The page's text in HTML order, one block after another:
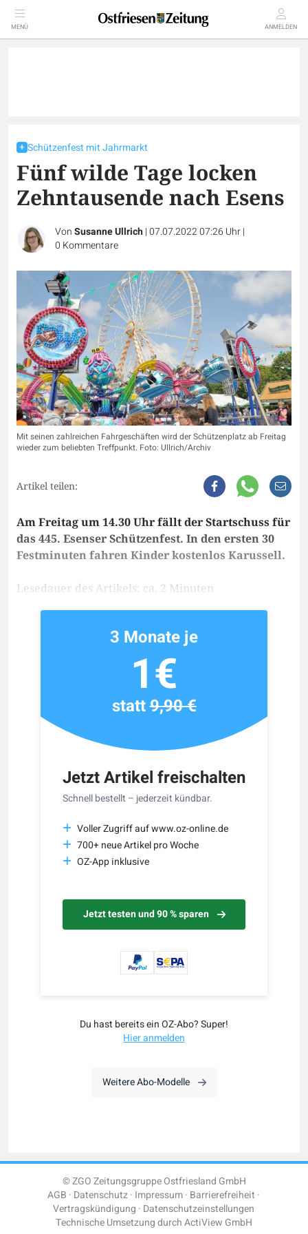
MENÜ ANMELDEN
Schützenfest mit Jahrmarkt
Fünf wilde Tage locken
Zehntausende nach Esens
VonSusanne Ullrich|07.07.2022 07:26 Uhr|
0 Kommentare
Mit seinen zahlreichen Fahrgeschäften wird der Schützenplatz ab Freitag
wieder zum beliebten Treffpunkt. Foto: Ullrich/Archiv
Artikel teilen:
Am Freitag um 14.30 Uhr fällt der Startschuss für
das 445. Esenser Schützenfest. In den ersten 30
Festminuten fahren Kinder kostenlos Karussell.
Lesedauer des Artikels: ca. 2 Minuten
Jetzt Artikel freischalten
Schnell bestellt – jederzeit kündbar.
Voller Zugriff auf www.oz-online.de
700+ neue Artikel pro Woche
OZ-App inklusive
Jetzt testen und 90 % sparen
3 Monate je
1€
statt9,90 €
Du hast bereits ein OZ-Abo? Super!
Hier anmelden
Weitere Abo-Modelle
© ZGO Zeitungsgruppe Ostfriesland GmbH
AGB Datenschutz Impressum Barrierefreiheit
Vertragskündigung Datenschutzeinstellungen
Technische Umsetzung durchActiView GmbH